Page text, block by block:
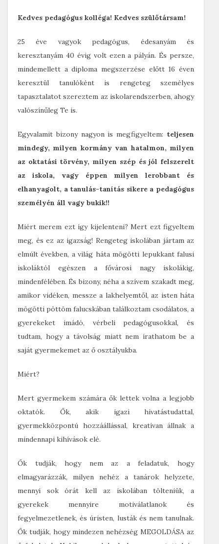
Kedves pedagógus kolléga! Kedves szülőtársam!
25 éve vagyok pedagógus, édesanyám és
keresztanyám 40 évig volt ezen a pályán. És persze,
mindemellett a diploma megszerzése előtt 16 éven
keresztül tanulóként is rengeteg személyes
tapasztalatot szereztem az iskolarendszerben, ahogy
valószínűleg Te is.
Egyvalamit bizony nagyon is megfigyeltem: teljesen
mindegy, milyen kormány van hatalmon, milyen
az oktatási törvény, milyen szép és jól felszerelt
az iskola, vagy éppen milyen lerobbant és
elhanyagolt, a tanulás-tanítás sikere a pedagógus
személyén áll vagy bukik!!
Miért merem ezt így kijelenteni? Mert ezt figyeltem
meg, és ez az igazság! Rengeteg iskolában jártam az
elmúlt években, a világ háta mögötti lepukkant falusi
iskoláktól egészen a fővárosi nagy iskolákig,
mindenfélében. És bizony, néha a szívem szakadt meg,
amikor vidéken, messze a lakhelyemtől, az isten háta
mögötti pöttöm falucskában találkoztam csodálatos, a
gyerekeket imádó, vérbeli pedagógusokkal, és
tudtam, hogy a távolság miatt nem írathatom be a
saját gyermekemet az ő osztályukba.
Miért?
Mert gyermekem számára ők lettek volna a legjobb
oktatók. Ők, akik igazi hivatástudattal,
gyermekközpontú hozzáállással, kreatívan állnak a
mindennapi kihívások elé.
Ők tudják, hogy nem az a feladatuk, hogy
elmagyarázzák, milyen nehéz a tanárok helyzete,
mennyi sok órát kell az iskolában tölteniük, a
gyerekek mennyire motiválatlanok és
fegyelmezetlenek, és úristen, lusták és nem tanulnak.
Ők tudják, hogy mindezen nehézség MEGOLDÁSA az